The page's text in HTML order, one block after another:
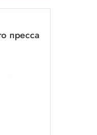
пресса